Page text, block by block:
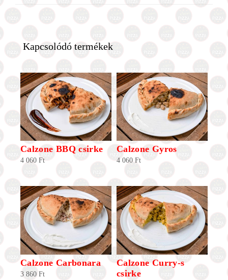
Kapcsolódó termékek
Calzone BBQ csirke
4 060 Ft
Calzone Gyros
4 060 Ft
Calzone Carbonara
3 860 Ft
Calzone Curry-s
csirke